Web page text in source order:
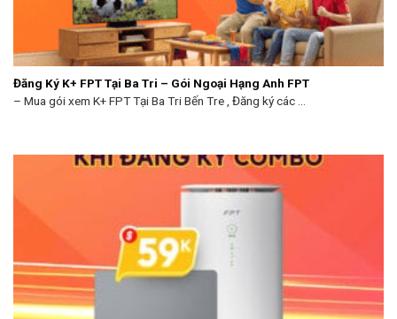
Đăng Ký K+ FPT Tại Ba Tri – Gói Ngoại Hạng Anh FPT
– Mua gói xem K+ FPT Tại Ba Tri Bến Tre , Đăng ký các ...